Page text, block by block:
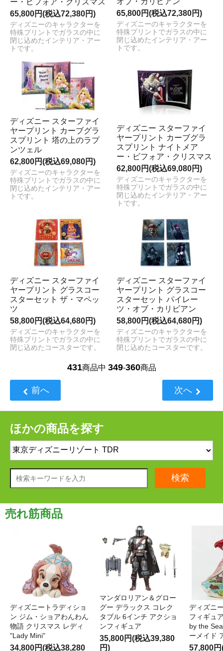
65,800円(税込72,380円)
ディズニーのキャラクターを
特殊プリントでガラスの中に
閉じ込めたインテリア・アー
トです。
65,800円(税込72,380円)
ディズニーのキャラクターを
特殊プリントでガラスの中に
閉じ込めたインテリア・アー
トです。
ディズニー スターファイ
ヤープリント カーブグラ
スプリント 塔の上のラプ
ンツェル
62,800円(税込69,080円)
ディズニーのキャラクターを
特殊プリントでガラスの中に
閉じ込めたインテリア・アー
トです。
ディズニー スターファイ
ヤープリント カーブグラ
スプリント ナイトメア
ー・ビフォア・クリスマス
62,800円(税込69,080円)
ディズニーのキャラクターを
特殊プリントでガラスの中に
閉じ込めたインテリア・アー
トです。
ディズニー スターファイ
ヤープリント グラスコー
スターセット ザ・マペッ
ツ
58,800円(税込64,680円)
ディズニーのキャラクターを
特殊プリントでガラスの中に
閉じ込めたコースターです。
ディズニー スターファイ
ヤープリント グラスコー
スターセット パイレー
ツ・オブ・カリビアン
58,800円(税込64,680円)
ディズニーのキャラクターを
特殊プリントでガラスの中に
閉じ込めたコースターです。
431商品中 349-360商品
前へ 次へ
ほかの商品を探す
検索
売れ筋商品
ディズニートラディショ
ン ジム・ショアわんわん
物語 クリスマス レディ
"Lady Mini"
34,800円(税込38,280
マンダロリアン＆グロー
グー デラックス コレク
タブル 6インチ アクショ
ンフィギュア
35,800円(税込39,380
円)
ディズニ
フィギュ
by the
ーメイド
57,800